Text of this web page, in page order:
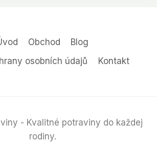
Obchod
Blog
osobních údajů
Kontakt
- Kvalitné potraviny do každej
rodiny.